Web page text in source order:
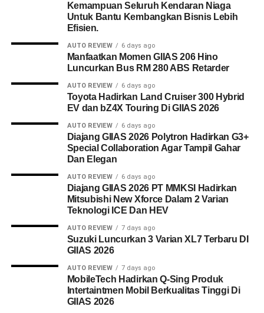
Kemampuan Seluruh Kendaran Niaga
Untuk Bantu Kembangkan Bisnis Lebih
Efisien.
AUTO REVIEW 6 days ago
Manfaatkan Momen GIIAS 206 Hino
Luncurkan Bus RM 280 ABS Retarder
AUTO REVIEW 6 days ago
Toyota Hadirkan Land Cruiser 300 Hybrid
EV dan bZ4X Touring Di GIIAS 2026
AUTO REVIEW 6 days ago
Diajang GIIAS 2026 Polytron Hadirkan G3+
Special Collaboration Agar Tampil Gahar
Dan Elegan
AUTO REVIEW 6 days ago
Diajang GIIAS 2026 PT MMKSI Hadirkan
Mitsubishi New Xforce Dalam 2 Varian
Teknologi ICE Dan HEV
AUTO REVIEW 7 days ago
Suzuki Luncurkan 3 Varian XL7 Terbaru DI
GIIAS 2026
AUTO REVIEW 7 days ago
MobileTech Hadirkan Q-Sing Produk
Intertaintmen Mobil Berkualitas Tinggi Di
GIIAS 2026